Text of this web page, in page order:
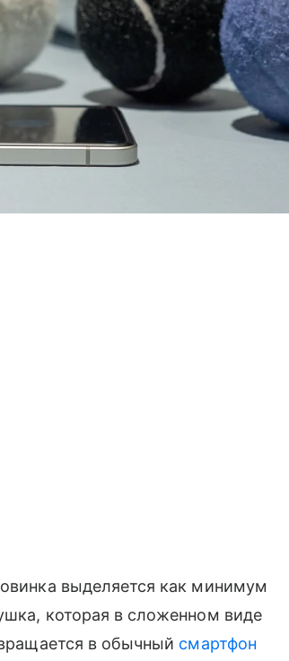
выделяется как минимум
которая в сложенном виде
в обычный смартфон